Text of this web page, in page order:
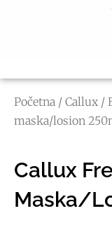
Početna / Callux /
maska/losion
Callux
Maska/